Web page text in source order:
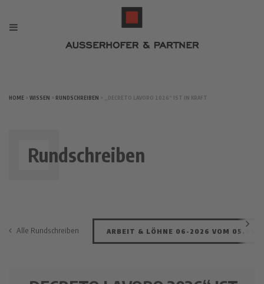
HOME > WISSEN > RUNDSCHREIBEN > ,,DECRETO LAVORO 2026“ IST IN KRAFT
Rundschreiben
Alle Rundschreiben ARBEIT & LÖHNE 06-2026 VOM